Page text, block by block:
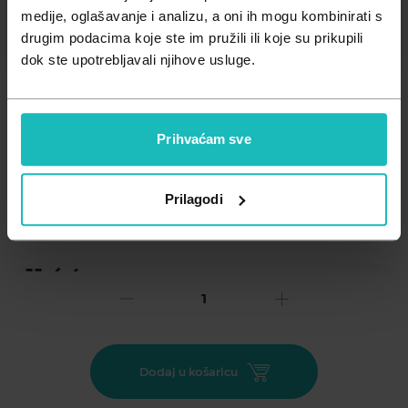
medije, oglašavanje i analizu, a oni ih mogu kombinirati s
drugim podacima koje ste im pružili ili koje su prikupili
dok ste upotrebljavali njihove usluge.
Prihvaćam sve
Prilagodi
Zdravlje muškarca
Zdravlje žene
Minerali
Probiotici i prebiotici
Važna obavijest prema Zakonu o zaštiti potrošača..
11,64
Blaga dermatološka micelarna voda za svakodnevno
čišćenje kože i uklanjanje šminke s lica i područja očiju.
Dodaj u košaricu